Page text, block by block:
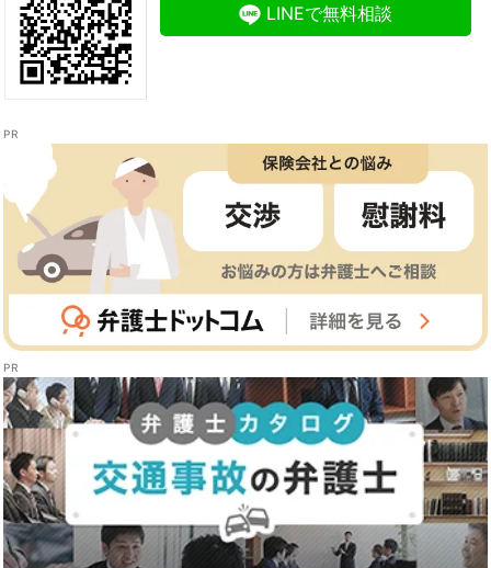
LINEで無料相談